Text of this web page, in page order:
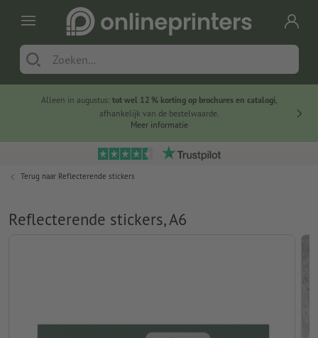
Alleen in augustus: tot wel 12 % korting op brochures en catalogi,
afhankelijk van de bestelwaarde.
Meer informatie
Terug naar Reflecterende stickers
Reflecterende stickers, A6